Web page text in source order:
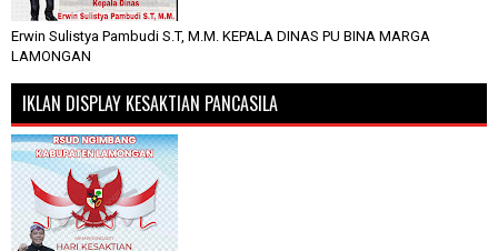
Erwin Sulistya Pambudi S.T, M.M. KEPALA DINAS PU BINA MARGA
LAMONGAN
IKLAN DISPLAY KESAKTIAN PANCASILA